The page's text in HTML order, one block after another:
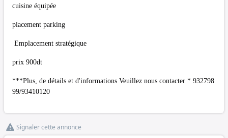
cuisine équipée
placement parking
Emplacement stratégique
prix 900dt
***Plus, de détails et d'informations Veuillez nous contacter * 932798
99/93410120
Signaler cette annonce